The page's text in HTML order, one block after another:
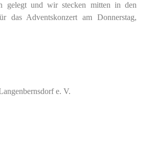
gelegt und wir stecken mitten in den
das Adventskonzert am Donnerstag,
e. V.